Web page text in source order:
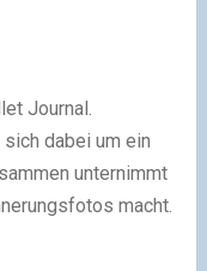
Journal.
dabei um ein
unternimmt
macht.